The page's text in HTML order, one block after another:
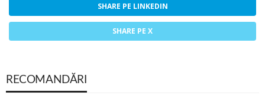
SHARE PE LINKEDIN
SHARE PE X
RECOMANDĂRI